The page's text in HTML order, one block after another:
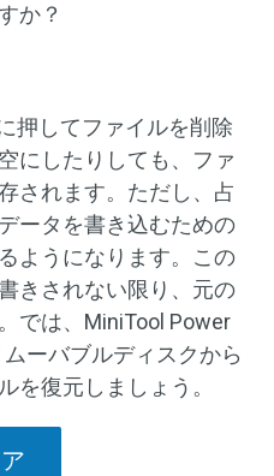
か？
押してファイルを削除
にしたりしても、ファ
されます。ただし、占
ータを書き込むための
ようになります。この
きされない限り、元の
では、MiniTool Power
ーバブルディスクから
を復元しましょう。